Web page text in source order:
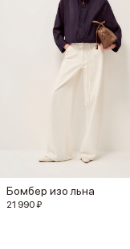
Бомбер изо льна
21 990 ₽